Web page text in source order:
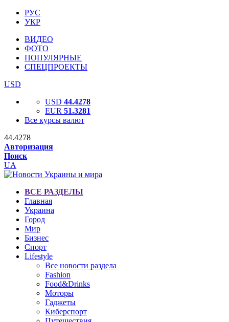
РУС
УКР
ВИДЕО
ФОТО
ПОПУЛЯРНЫЕ
СПЕЦПРОЕКТЫ
USD
USD 44.4278
EUR 51.3281
Все курсы валют
44.4278
Авторизация
Поиск
UA
ВСЕ РАЗДЕЛЫ
Главная
Украина
Город
Мир
Бизнес
Спорт
Lifestyle
Все новости раздела
Fashion
Food&Drinks
Моторы
Гаджеты
Киберспорт